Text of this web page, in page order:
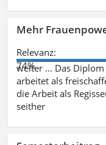
Mehr
Relevanz:
74%
weiter … Das Diplom
arbeitet als
die Arbeit als
seither